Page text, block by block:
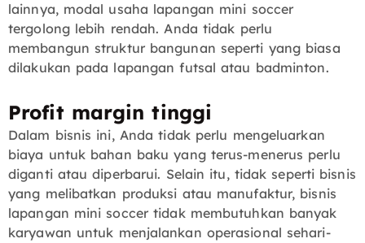
lainnya, modal usaha lapangan mini soccer
tergolong lebih rendah. Anda tidak perlu
membangun struktur bangunan seperti yang biasa
dilakukan pada lapangan futsal atau badminton.
Profit margin tinggi
Dalam bisnis ini, Anda tidak perlu mengeluarkan
biaya untuk bahan baku yang terus-menerus perlu
diganti atau diperbarui. Selain itu, tidak seperti bisnis
yang melibatkan produksi atau manufaktur, bisnis
lapangan mini soccer tidak membutuhkan banyak
karyawan untuk menjalankan operasional sehari-